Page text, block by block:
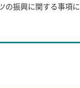
振興に関する事項